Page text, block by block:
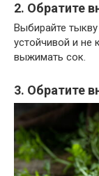
2. Обратите
Выбирайте
устойчивой и не
выжимать сок.
3. Обратите